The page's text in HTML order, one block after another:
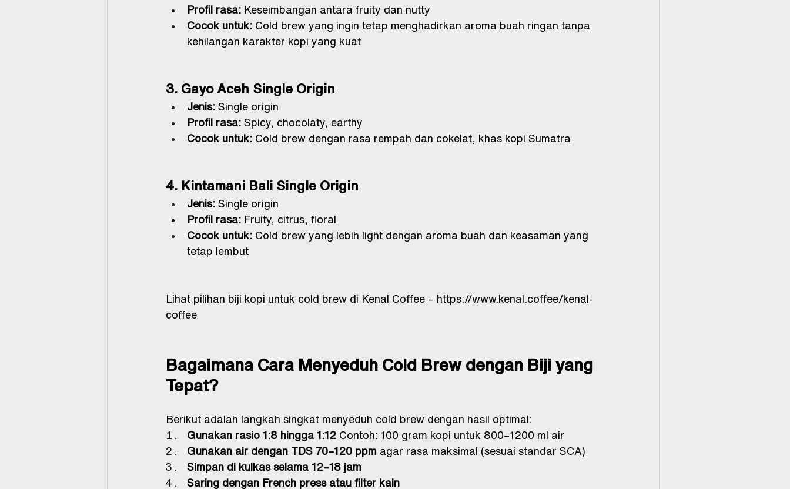
Profil rasa: Keseimbangan antara fruity dan nutty
Cocok untuk: Cold brew yang ingin tetap menghadirkan aroma buah ringan tanpa
kehilangan karakter kopi yang kuat
3. Gayo Aceh Single Origin
Jenis: Single origin
Profil rasa: Spicy, chocolaty, earthy
Cocok untuk: Cold brew dengan rasa rempah dan cokelat, khas kopi Sumatra
4. Kintamani Bali Single Origin
Jenis: Single origin
Profil rasa: Fruity, citrus, floral
Cocok untuk: Cold brew yang lebih light dengan aroma buah dan keasaman yang
tetap lembut
Lihat pilihan biji kopi untuk cold brew di Kenal Coffee – https://www.kenal.coffee/kenal-
coffee
Bagaimana Cara Menyeduh Cold Brew dengan Biji yang
Tepat?
Berikut adalah langkah singkat menyeduh cold brew dengan hasil optimal:
Gunakan rasio 1:8 hingga 1:12 Contoh: 100 gram kopi untuk 800–1200 ml air
Gunakan air dengan TDS 70–120 ppm agar rasa maksimal (sesuai standar SCA)
Simpan di kulkas selama 12–18 jam
Saring dengan French press atau filter kain